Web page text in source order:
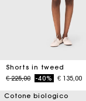
Shorts in tweed
Price reduced from
€ 225,00to-40% € 135,00
Cotone biologico